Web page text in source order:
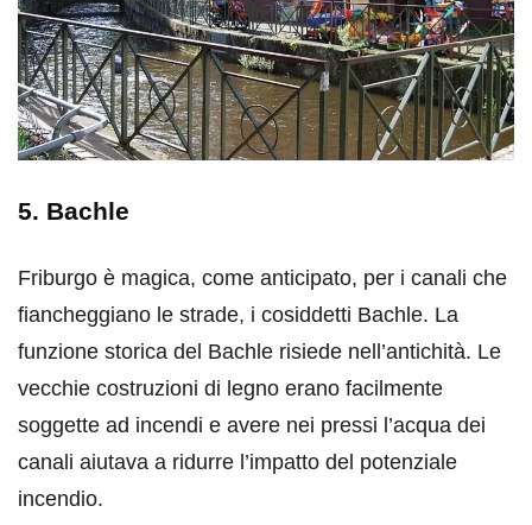
5. Bachle
Friburgo è magica, come anticipato, per i canali che
fiancheggiano le strade, i cosiddetti Bachle. La
funzione storica del Bachle risiede nell’antichità. Le
vecchie costruzioni di legno erano facilmente
soggette ad incendi e avere nei pressi l’acqua dei
canali aiutava a ridurre l’impatto del potenziale
incendio.